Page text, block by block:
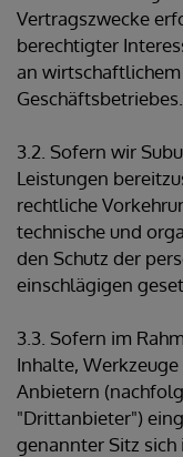
Vertragszwecke
berechtigter
an
Geschäftsbetriebes.
3.2. Sofern wir
Leistungen
rechtliche
technische und
den Schutz der
einschlägigen
3.3. Sofern im
Inhalte,
Anbietern
"Drittanbieter")
genannter Sitz